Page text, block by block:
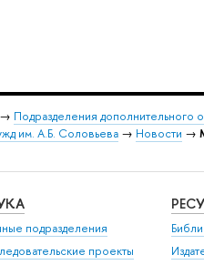
→ Подразделения дополнительного
им. А.Б. Соловьева → Новости →
подразделения
проекты